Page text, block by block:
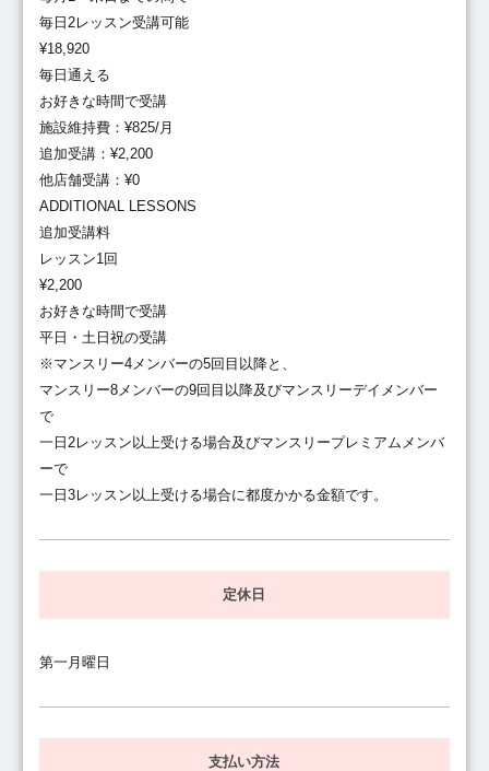
毎日2レッスン受講可能
¥18,920
毎日通える
お好きな時間で受講
施設維持費：¥825/月
追加受講：¥2,200
他店舗受講：¥0
ADDITIONAL LESSONS
追加受講料
レッスン1回
¥2,200
お好きな時間で受講
平日・土日祝の受講
※マンスリー4メンバーの5回目以降と、
マンスリー8メンバーの9回目以降及びマンスリーデイメンバー
で
一日2レッスン以上受ける場合及びマンスリープレミアムメンバ
ーで
一日3レッスン以上受ける場合に都度かかる金額です。
定休日
第一月曜日
支払い方法